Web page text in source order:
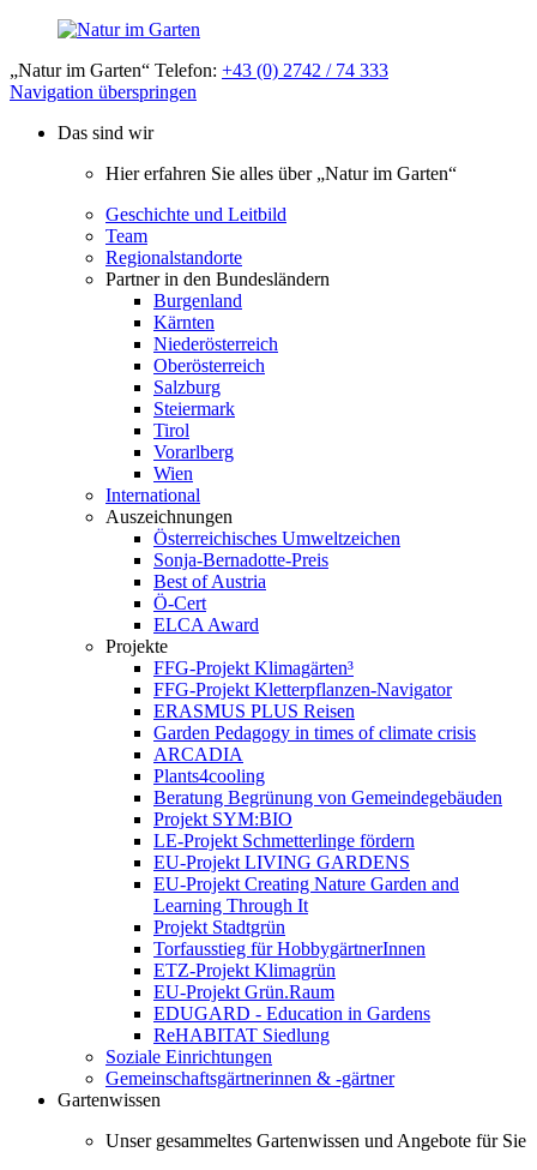
„Natur im Garten“ Telefon: +43 (0) 2742 / 74 333
Navigation überspringen
Das sind wir
Hier erfahren Sie alles über „Natur im Garten“
Geschichte und Leitbild
Team
Regionalstandorte
Partner in den Bundesländern
Burgenland
Kärnten
Niederösterreich
Oberösterreich
Salzburg
Steiermark
Tirol
Vorarlberg
Wien
International
Auszeichnungen
Österreichisches Umweltzeichen
Sonja-Bernadotte-Preis
Best of Austria
Ö-Cert
ELCA Award
Projekte
FFG-Projekt Klimagärten³
FFG-Projekt Kletterpflanzen-Navigator
ERASMUS PLUS Reisen
Garden Pedagogy in times of climate crisis
ARCADIA
Plants4cooling
Beratung Begrünung von Gemeindegebäuden
Projekt SYM:BIO
LE-Projekt Schmetterlinge fördern
EU-Projekt LIVING GARDENS
EU-Projekt Creating Nature Garden and
Learning Through It
Projekt Stadtgrün
Torfausstieg für HobbygärtnerInnen
ETZ-Projekt Klimagrün
EU-Projekt Grün.Raum
EDUGARD - Education in Gardens
ReHABITAT Siedlung
Soziale Einrichtungen
Gemeinschaftsgärtnerinnen & -gärtner
Gartenwissen
Unser gesammeltes Gartenwissen und Angebote für Sie